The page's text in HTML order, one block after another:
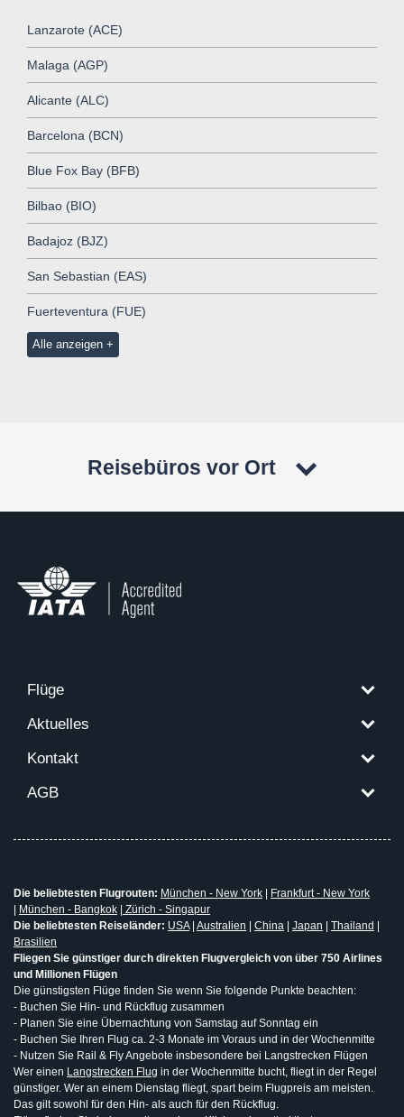
Lanzarote (ACE)
Malaga (AGP)
Alicante (ALC)
Barcelona (BCN)
Blue Fox Bay (BFB)
Bilbao (BIO)
Badajoz (BJZ)
San Sebastian (EAS)
Fuerteventura (FUE)
Alle anzeigen
Reisebüros vor Ort
Flüge
Aktuelles
Kontakt
AGB
Die beliebtesten Flugrouten: München - New York
Frankfurt - New York
München - Bangkok
Zürich - Singapur
Die beliebtesten Reiseländer: USA| Australien China Japan Thailand
Brasilien
Fliegen Sie günstiger durch direkten Flugvergleich von über 750 Airlines
und Millionen Flügen
Die günstigsten Flüge finden Sie wenn Sie folgende Punkte beachten:
- Buchen Sie Hin- und Rückflug zusammen
- Planen Sie eine Übernachtung von Samstag auf Sonntag ein
- Buchen Sie Ihren Flug ca. 2-3 Monate im Voraus und in der Wochenmitte
- Nutzen Sie Rail & Fly Angebote insbesondere bei Langstrecken Flügen
Wer einen Langstrecken Flug in der Wochenmitte bucht, fliegt in der Regel
günstiger. Wer an einem Dienstag fliegt, spart beim Flugpreis am meisten.
Das gilt sowohl für den Hin- als auch für den Rückflug.